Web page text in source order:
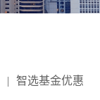
| 智选基金优惠